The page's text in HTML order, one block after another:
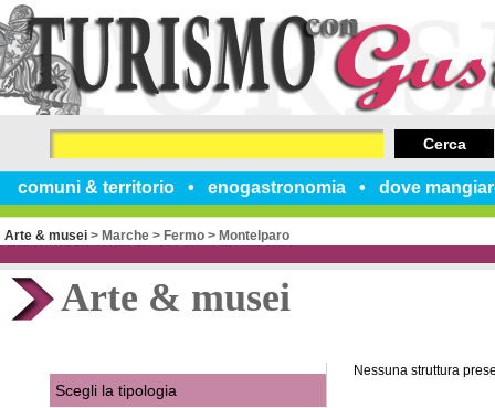
comuni & territorio enogastronomia dove
Cerca
Arte & musei > Marche > Fermo > Montelparo
Arte & musei
Nessuna struttura
Scegli la tipologia